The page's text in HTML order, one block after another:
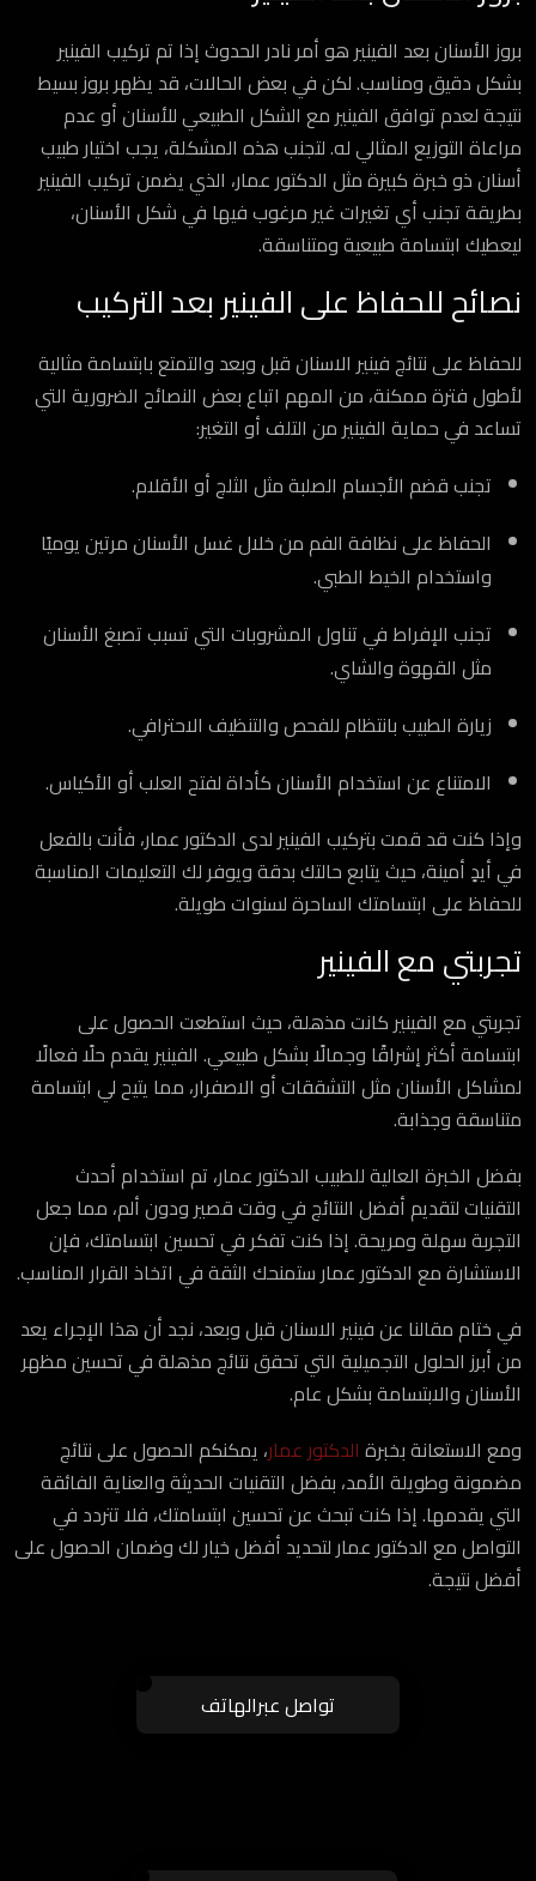
بروز الأسنان بعد الفينير هو أمر نادر الحدوث إذا تم تركيب الفينير
بشكل دقيق ومناسب. لكن في بعض الحالات، قد يظهر بروز بسيط
نتيجة لعدم توافق الفينير مع الشكل الطبيعي للأسنان أو عدم
مراعاة التوزيع المثالي له. لتجنب هذه المشكلة، يجب اختيار طبيب
أسنان ذو خبرة كبيرة مثل الدكتور عمار، الذي يضمن تركيب الفينير
بطريقة تجنب أي تغيرات غير مرغوب فيها في شكل الأسنان،
ليعطيك ابتسامة طبيعية ومتناسقة.
نصائح للحفاظ على الفينير بعد التركيب
للحفاظ على نتائج فينير الاسنان قبل وبعد والتمتع بابتسامة مثالية
لأطول فترة ممكنة، من المهم اتباع بعض النصائح الضرورية التي
تساعد في حماية الفينير من التلف أو التغير:
تجنب قضم الأجسام الصلبة مثل الثلج أو الأقلام.
الحفاظ على نظافة الفم من خلال غسل الأسنان مرتين يوميًا
واستخدام الخيط الطبي.
تجنب الإفراط في تناول المشروبات التي تسبب تصبغ الأسنان
مثل القهوة والشاي.
زيارة الطبيب بانتظام للفحص والتنظيف الاحترافي.
الامتناع عن استخدام الأسنان كأداة لفتح العلب أو الأكياس.
وإذا كنت قد قمت بتركيب الفينير لدى الدكتور عمار، فأنت بالفعل
في أيدٍ أمينة، حيث يتابع حالتك بدقة ويوفر لك التعليمات المناسبة
للحفاظ على ابتسامتك الساحرة لسنوات طويلة.
تجربتي مع الفينير
تجربتي مع الفينير كانت مذهلة، حيث استطعت الحصول على
ابتسامة أكثر إشراقًا وجمالًا بشكل طبيعي. الفينير يقدم حلًا فعالًا
لمشاكل الأسنان مثل التشققات أو الاصفرار، مما يتيح لي ابتسامة
متناسقة وجذابة.
بفضل الخبرة العالية للطبيب الدكتور عمار، تم استخدام أحدث
التقنيات لتقديم أفضل النتائج في وقت قصير ودون ألم، مما جعل
التجربة سهلة ومريحة. إذا كنت تفكر في تحسين ابتسامتك، فإن
الاستشارة مع الدكتور عمار ستمنحك الثقة في اتخاذ القرار المناسب.
في ختام مقالنا عن فينير الاسنان قبل وبعد، نجد أن هذا الإجراء يعد
من أبرز الحلول التجميلية التي تحقق نتائج مذهلة في تحسين مظهر
الأسنان والابتسامة بشكل عام.
ومع الاستعانة بخبرة الدكتور عمار، يمكنكم الحصول على نتائج
مضمونة وطويلة الأمد، بفضل التقنيات الحديثة والعناية الفائقة
التي يقدمها. إذا كنت تبحث عن تحسين ابتسامتك، فلا تتردد في
التواصل مع الدكتور عمار لتحديد أفضل خيار لك وضمان الحصول على
أفضل نتيجة.
تواصل عبرالهاتف